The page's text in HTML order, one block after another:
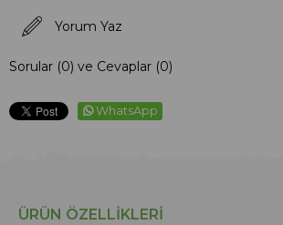
Yorum Yaz
Sorular (0) ve Cevaplar (0)
WhatsApp
ÜRÜN ÖZELLIKLERI